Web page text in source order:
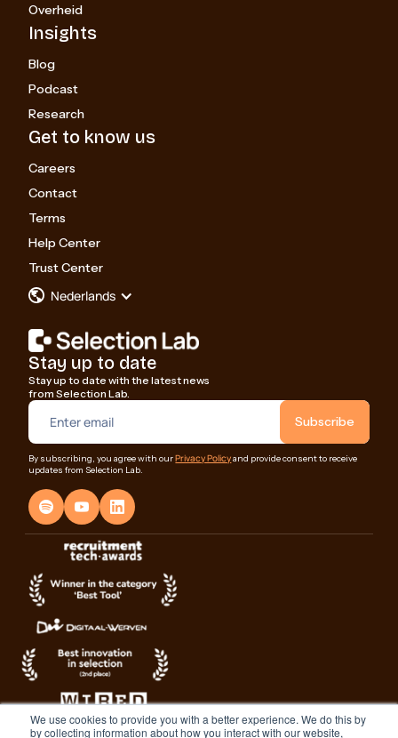
We use cookies to provide you with a better experience. We do this by
by collecting information about how you interact with our website,
Stay up to date
Stay up to date with the latest news
from Selection Lab.
By subscribing, you agree with ourPrivacy Policyand provide consent to receive
updates from Selection Lab.
Overheid
Insights
Blog
Podcast
Research
Get to know us
Careers
Contact
Terms
Help Center
Trust Center
Nederlands